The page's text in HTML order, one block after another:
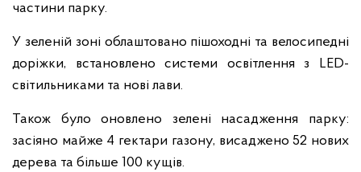
частини парку.
У зеленій зоні облаштовано пішоходні та велосипедні
доріжки, встановлено системи освітлення з LED-
світильниками та нові лави.
Також було оновлено зелені насадження парку:
засіяно майже 4 гектари газону, висаджено 52 нових
дерева та більше 100 кущів.